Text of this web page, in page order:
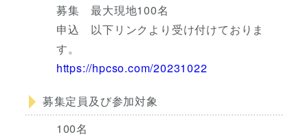
募集 最大現地100名
申込 以下リンクより受け付けておりま
す。
https://hpcso.com/20231022
募集定員及び参加対象
100名